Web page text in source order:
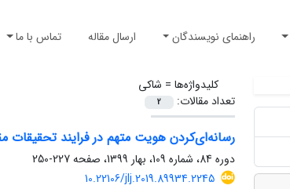
راهنمای نویسندگان ارسال مقاله تماس با ما
کلیدواژه‌ها = شاکی
تعداد مقالات:
2
رسانه‌ای‌کردن هویت متهم در فرایند
دوره 84، شماره 109، بهار 1399، صفحه
227-250
10.22106/jlj.2019.89934.2245